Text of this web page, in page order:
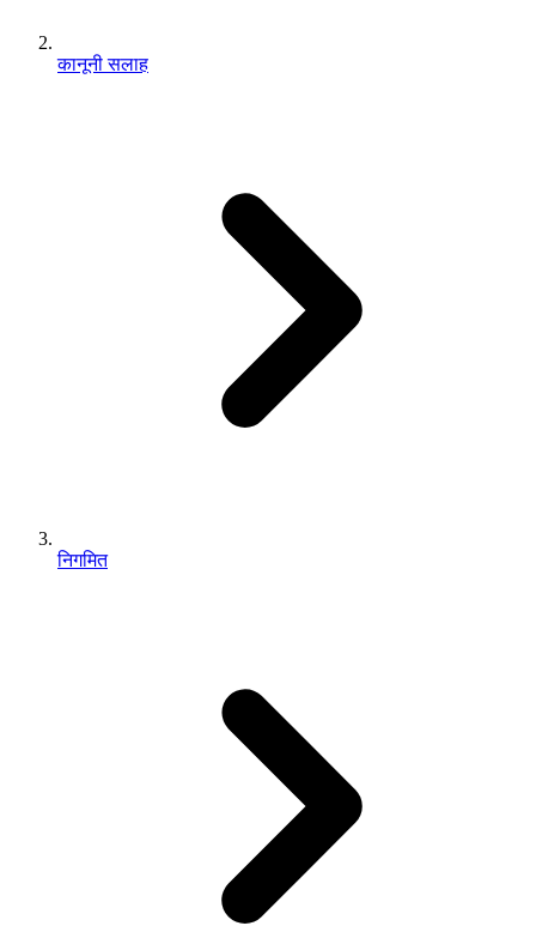
कानूनी सलाह
निगमित